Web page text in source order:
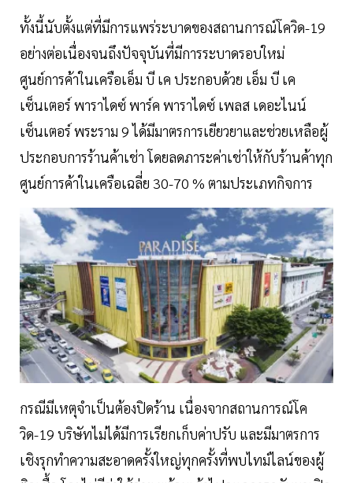
ทั้งนี้นับตั้งแต่ที่มีการแพร่ระบาดของสถานการณ์โควิด-19
อย่างต่อเนื่องจนถึงปัจจุบันที่มีการระบาดรอบใหม่
ศูนย์การค้าในเครือเอ็ม บี เค ประกอบด้วย เอ็ม บี เค
เซ็นเตอร์ พาราไดซ์ พาร์ค พาราไดซ์ เพลส เดอะไนน์
เซ็นเตอร์ พระราม 9 ได้มีมาตรการเยียวยาและช่วยเหลือผู้
ประกอบการร้านค้าเช่า โดยลดภาระค่าเช่าให้กับร้านค้าทุก
ศูนย์การค้าในเครือเฉลี่ย 30-70 % ตามประเภทกิจการ
กรณีมีเหตุจำเป็นต้องปิดร้าน เนื่องจากสถานการณ์โค
วิด-19 บริษัทไม่ได้มีการเรียกเก็บค่าปรับ และมีมาตรการ
เชิงรุกทำความสะอาดครั้งใหญ่ทุกครั้งที่พบไทม์ไลน์ของผู้